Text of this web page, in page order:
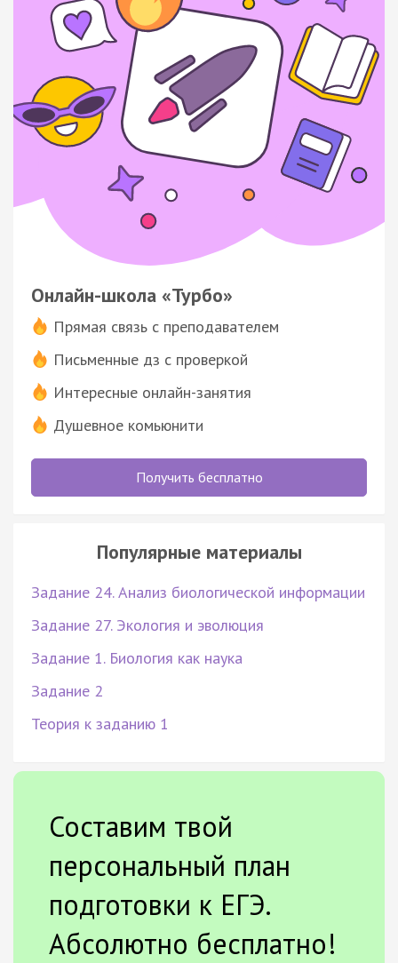
Онлайн-школа «Турбо»
Прямая связь с преподавателем
Письменные дз с проверкой
Интересные онлайн-занятия
Душевное комьюнити
Получить бесплатно
Популярные материалы
Задание 24. Анализ биологической информации
Задание 27. Экология и эволюция
Задание 1. Биология как наука
Задание 2
Теория к заданию 1
Составим твой
персональный план
подготовки к ЕГЭ.
Абсолютно бесплатно!